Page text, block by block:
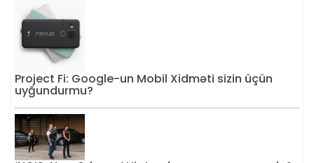
Project Fi: Google-un Mobil Xidməti sizin üçün
uyğundurmu?